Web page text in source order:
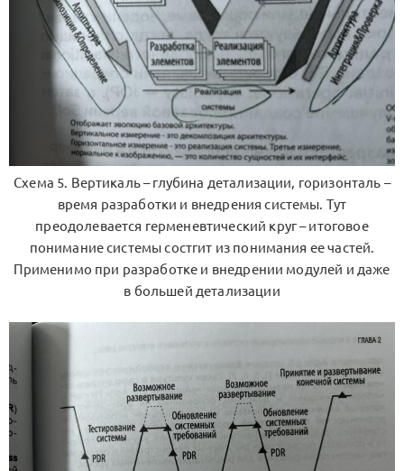
Схема 5. Вертикаль – глубина детализации, горизонталь –
время разработки и внедрения системы. Тут
преодолевается герменевтический круг – итоговое
понимание системы состгит из понимания ее частей.
Применимо при разработке и внедрении модулей и даже
в большей детализации